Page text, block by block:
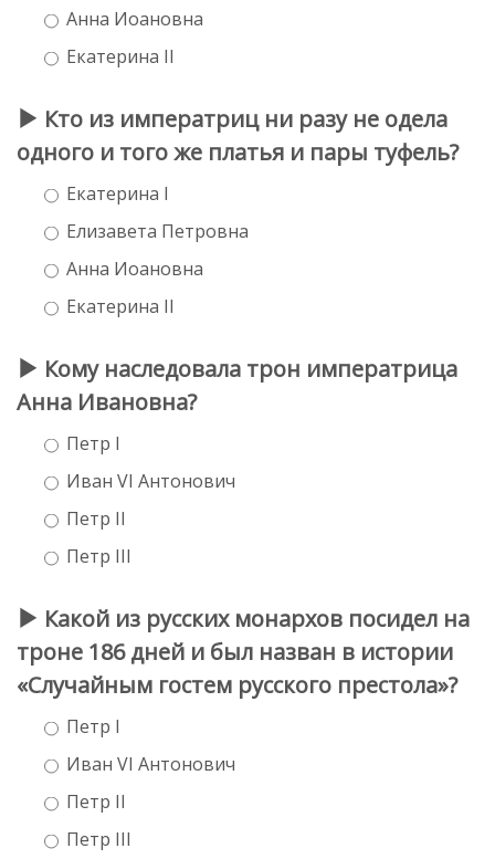
Анна Иоановна
Екатерина II
Кто из императриц ни разу не одела
одного и того же платья и пары туфель?
Екатерина I
Елизавета Петровна
Анна Иоановна
Екатерина II
Кому наследовала трон императрица
Анна Ивановна?
Петр I
Иван VI Антонович
Петр II
Петр III
Какой из русских монархов посидел на
троне 186 дней и был назван в истории
«Случайным гостем русского престола»?
Петр I
Иван VI Антонович
Петр II
Петр III